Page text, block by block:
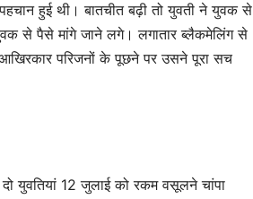
हुई थी। बातचीत बढ़ी तो युवती ने युवक से
से पैसे मांगे जाने लगे। लगातार ब्लैकमेलिंग से
परिजनों के पूछने पर उसने पूरा सच
युवतियां 12 जुलाई को रकम वसूलने चांपा